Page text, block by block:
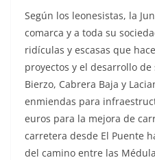
Según los leonesistas, la
comarca y a toda su
ridículas y escasas que
proyectos y el desarrollo
Bierzo, Cabrera Baja y
enmiendas para
euros para la mejora de
carretera desde El Puente
del camino entre las